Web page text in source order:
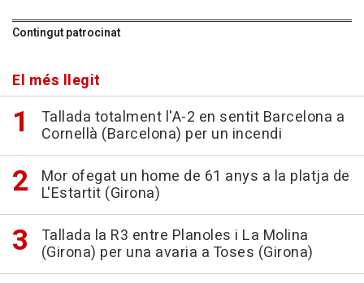
Contingut patrocinat
El més llegit
Tallada totalment l'A-2 en sentit Barcelona a
Cornellà (Barcelona) per un incendi
Mor ofegat un home de 61 anys a la platja de
L'Estartit (Girona)
Tallada la R3 entre Planoles i La Molina
(Girona) per una avaria a Toses (Girona)